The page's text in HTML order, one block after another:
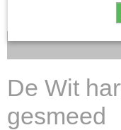
De Wit
gesmeed